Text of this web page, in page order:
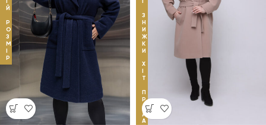
Й
Р
О
З
М
Р
З
Н
И
Ж
К
И
Х
Т
П
Р
О
Д
А